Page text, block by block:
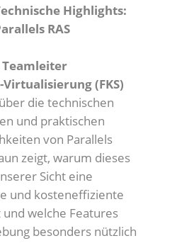
Highlights:
RAS
Teamleiter
(FKS)
die technischen
und praktischen
von Parallels
zeigt, warum dieses
Sicht eine
und kosteneffiziente
welche Features
besonders nützlich